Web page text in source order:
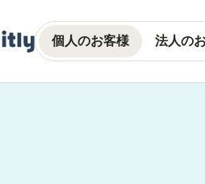
個人のお客様 法人の